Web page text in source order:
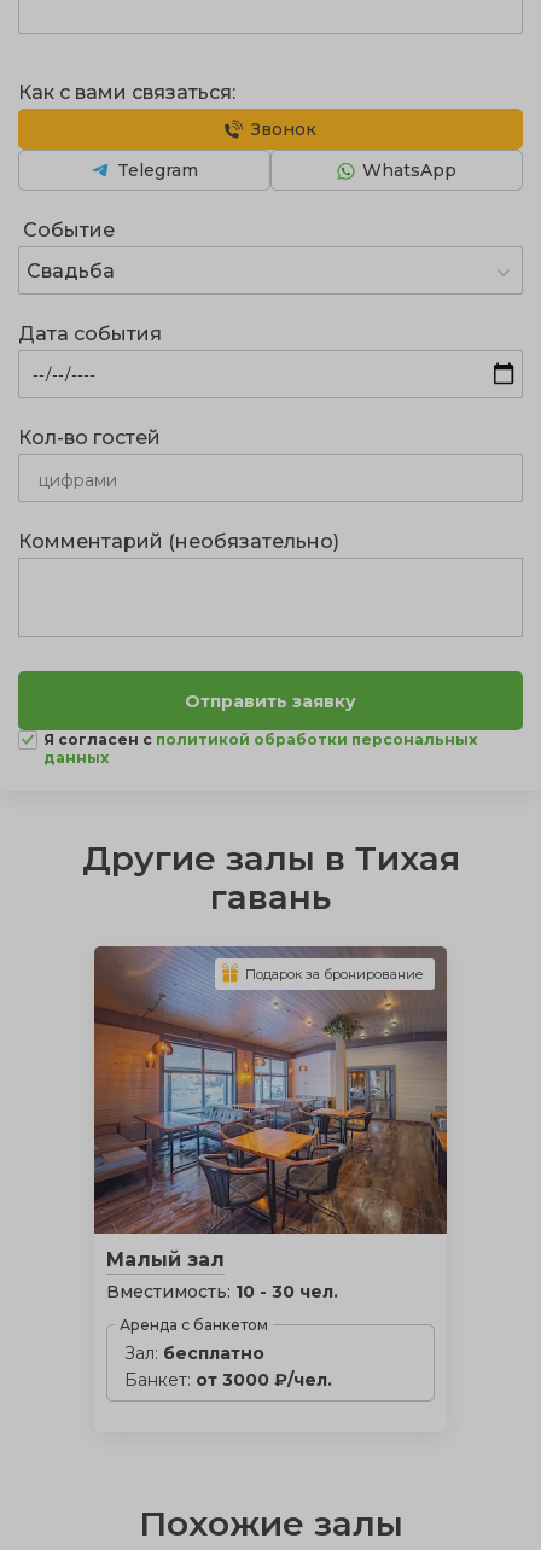
Событие
Свадьба
Дата события
Кол-во гостей
Как с вами связаться:
Звонок
WhatsApp
Telegram
Комментарий (необязательно)
Я согласен с политикой обработки персональных
данных
Другие залы в Тихая
гавань
Малый зал
Вместимость: 10 - 30 чел.
Аренда с банкетом
Зал: бесплатно
Банкет: от 3000 ₽/чел.
Подарок за бронирование
Похожие залы